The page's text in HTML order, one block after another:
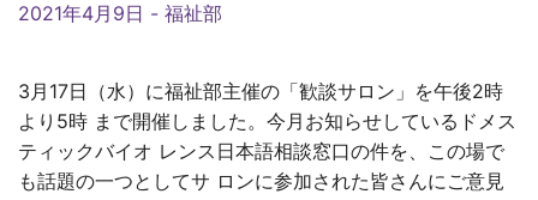
2021年4月9日 - 福祉部
3月17日（水）に福祉部主催の「歓談サロン」を午後2時
より5時 まで開催しました。今月お知らせしているドメス
ティックバイオ レンス日本語相談窓口の件を、この場で
も話題の一つとしてサ ロンに参加された皆さんにご意見